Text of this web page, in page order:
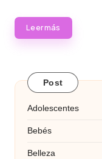
Leer más
Post
Adolescentes
Bebés
Belleza